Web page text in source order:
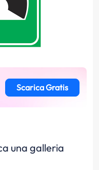
Scarica Gratis
una galleria